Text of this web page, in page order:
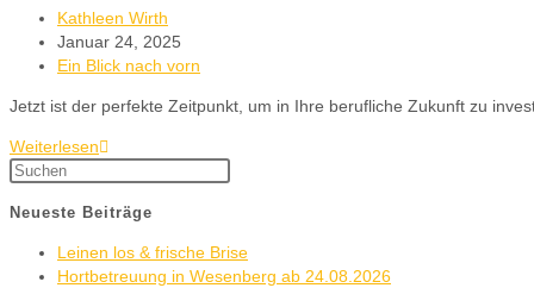
Kathleen Wirth
Januar 24, 2025
Ein Blick nach vorn
Jetzt ist der perfekte Zeitpunkt, um in Ihre berufliche Zukunft zu
Weiterlesen
Neueste Beiträge
Leinen los & frische Brise
Hortbetreuung in Wesenberg ab 24.08.2026